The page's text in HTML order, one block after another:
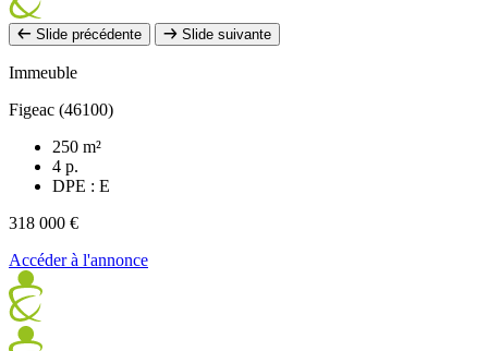
Slide précédente Slide suivante
Immeuble
Figeac (46100)
250 m²
4 p.
DPE : E
318 000 €
Accéder à l'annonce